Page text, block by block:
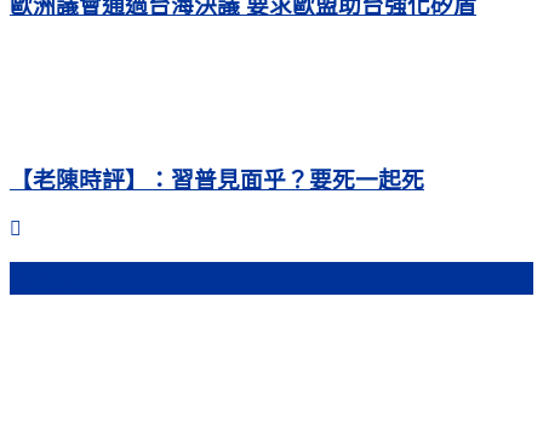
歐洲議會通過台海決議 要求歐盟助台強化矽盾
【老陳時評】：習普見面乎？要死一起死